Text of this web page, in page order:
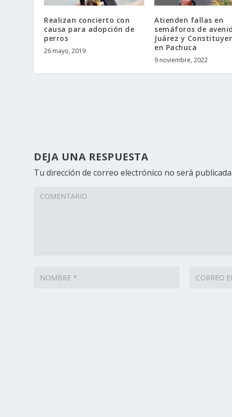
Realizan concierto con
causa para adopción de
perros
26 mayo, 2019
Atienden fallas en
semáforos de
Juárez y
en Pachuca
9 noviembre, 2022
DEJA UNA RESPUESTA
Tu dirección de correo electrónico no será publicada.